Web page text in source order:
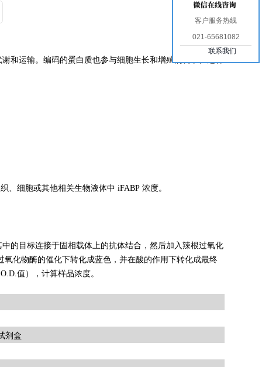
和运输。编码的蛋白质也参与细胞生长和增殖的调节。这种
、细胞或其他相关生物液体中 iFABP 浓度。
的目标连接于固相载体上的抗体结合，然后加入辣根过氧化
化物酶的催化下转化成蓝色，并在酸的作用下转化成最终
值），计算样品浓度。
剂盒
客户服务热线
021-65681082
联系我们